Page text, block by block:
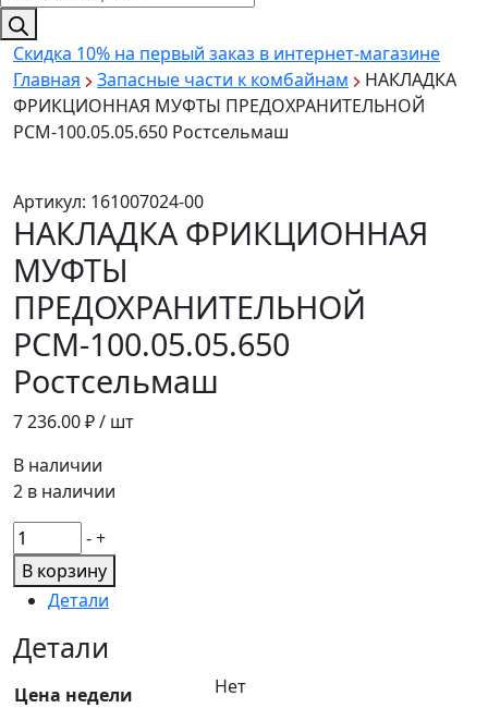
товаров
Скидка 10% на первый заказ в интернет-магазине
Главная
Запасные части к комбайнам
НАКЛАДКА
ФРИКЦИОННАЯ МУФТЫ ПРЕДОХРАНИТЕЛЬНОЙ
РСМ-100.05.05.650 Ростсельмаш
Артикул: 161007024-00
НАКЛАДКА ФРИКЦИОННАЯ
МУФТЫ
ПРЕДОХРАНИТЕЛЬНОЙ
РСМ-100.05.05.650
Ростсельмаш
7 236.00₽ / шт
В наличии
2 в наличии
Количество
товара
НАКЛАДКА
ФРИКЦИОННАЯ
МУФТЫ
ПРЕДОХРАНИТЕЛЬНОЙ
РСМ-100.05.05.650
-+
В корзину
Детали
Детали
Цена недели Нет